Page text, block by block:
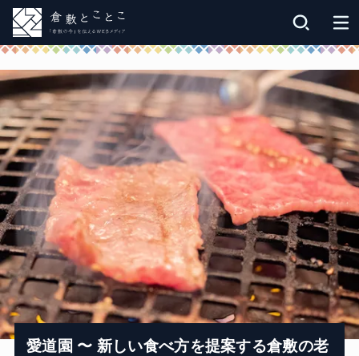
愛道園 〜 新しい食べ方を提案する倉敷の老